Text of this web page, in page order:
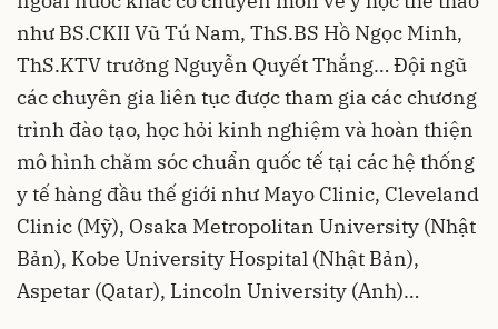
như BS.CKII Vũ Tú Nam, ThS.BS Hồ Ngọc Minh,
ThS.KTV trưởng Nguyễn Quyết Thắng… Đội ngũ
các chuyên gia liên tục được tham gia các chương
trình đào tạo, học hỏi kinh nghiệm và hoàn thiện
mô hình chăm sóc chuẩn quốc tế tại các hệ thống
y tế hàng đầu thế giới như Mayo Clinic, Cleveland
Clinic (Mỹ), Osaka Metropolitan University (Nhật
Bản), Kobe University Hospital (Nhật Bản),
Aspetar (Qatar), Lincoln University (Anh)…